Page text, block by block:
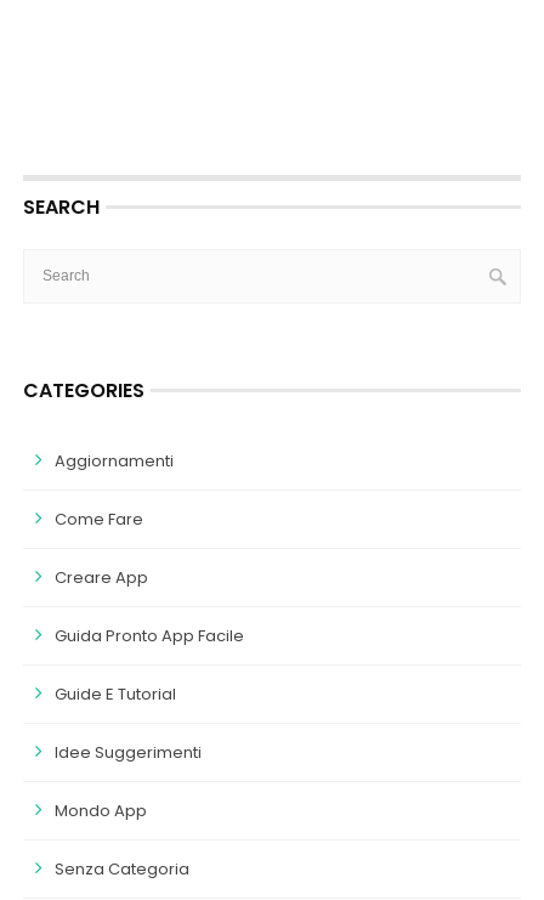
SEARCH
CATEGORIES
Aggiornamenti
Come Fare
Creare App
Guida Pronto App Facile
Guide E Tutorial
Idee Suggerimenti
Mondo App
Senza Categoria